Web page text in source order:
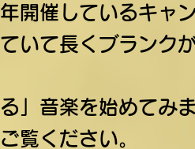
開催しているキャ
いて長くブランク
」音楽を始めてみ
覧ください​。​